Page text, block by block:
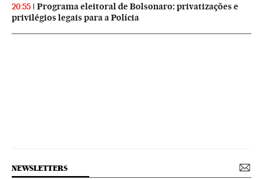
20:55
Programa eleitoral de Bolsonaro: privatizações e
privilégios legais para a Polícia
NEWSLETTERS